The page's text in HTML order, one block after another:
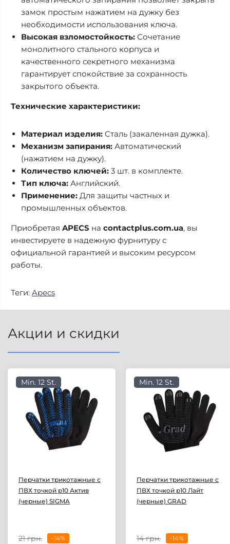
замок простым нажатием на дужку без
необходимости использования ключа.
Высокая взломостойкость: Сочетание
монолитного стального корпуса и
качественного секретного механизма
гарантирует спокойствие за сохранность
закрытого объекта.
Технические характеристики:
Материал изделия: Сталь (закаленная дужка).
Механизм запирания: Автоматический
(нажатием на дужку).
Количество ключей: 3 шт. в комплекте.
Тип ключа: Английский.
Применение: Для защиты частных и
промышленных объектов.
Приобретая APECS на contactplus.com.ua, вы
инвестируете в надежную фурнитуру с
официальной гарантией и высоким ресурсом
работы.
Теги: Apecs
Акции и скидки
Min. 12 St.
Перчатки трикотажные с
ПВХ точкой р10 Актив
(черные) SIGMA
21 грн. -14%
Min. 12 St.
Перчатки трикотажные с
ПВХ точкой р10 Лайт
(черные) GRAD
14 грн. -14%